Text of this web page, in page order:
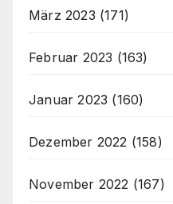
März 2023 (171)
Februar 2023 (163)
Januar 2023 (160)
Dezember 2022 (158)
November 2022 (167)